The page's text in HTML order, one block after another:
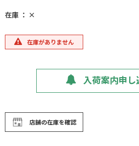
在庫 ： ×
在庫がありません
入荷案内申し
店舗の在庫を確認